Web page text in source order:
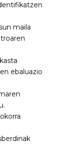
maila
ebaluazio